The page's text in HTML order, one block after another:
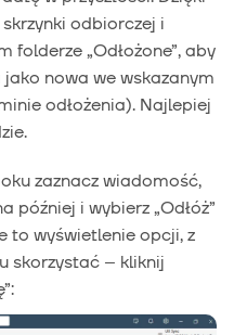
odbiorczej i
folderze „Odłożone”, aby
nowa we wskazanym
odłożenia). Najlepiej
zaznacz wiadomość,
później i wybierz „Odłóż”
to wyświetlenie opcji, z
skorzystać – kliknij